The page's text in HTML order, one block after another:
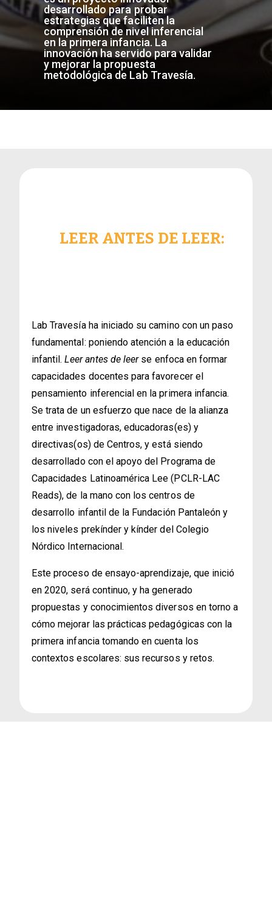
desarrollado para probar
estrategias que faciliten la
comprensión de nivel inferencial
en la primera infancia. La
innovación ha servido para validar
y mejorar la propuesta
metodológica de Lab Travesía.
LEER ANTES DE LEER:
Lab Travesía ha iniciado su camino con un paso
fundamental: poniendo atención a la educación
infantil.Leer antes de leerse enfoca en formar
capacidades docentes para favorecer el
pensamiento inferencial en la primera infancia.
Se trata de un esfuerzo que nace de la alianza
entre investigadoras, educadoras(es) y
directivas(os) de Centros, y está siendo
desarrollado con el apoyo del Programa de
Capacidades Latinoamérica Lee (PCLR-LAC
Reads), de la mano con los centros de
desarrollo infantil de la Fundación Pantaleón y
los niveles prekínder y kínder del Colegio
Nórdico Internacional.
Este proceso de ensayo-aprendizaje, que inició
en 2020, será continuo, y ha generado
propuestas y conocimientos diversos en torno a
cómo mejorar las prácticas pedagógicas con la
primera infancia tomando en cuenta los
contextos escolares: sus recursos y retos.